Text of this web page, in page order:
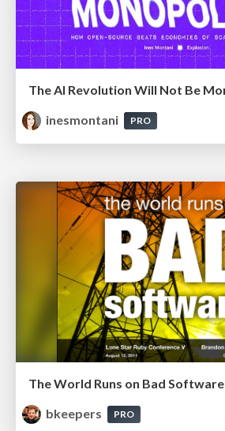
inesmontani
PRO
The World Runs on Bad Software
bkeepers
PRO